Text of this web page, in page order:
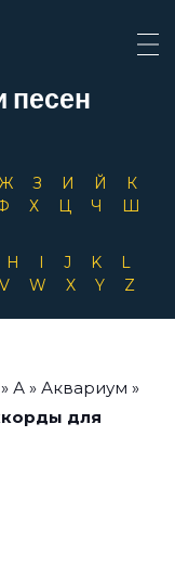
песен
Ж З И Й
К
Х Ц Ч
Ш
H I J K
L
V W X Y Z
» А » Аквариум »
для